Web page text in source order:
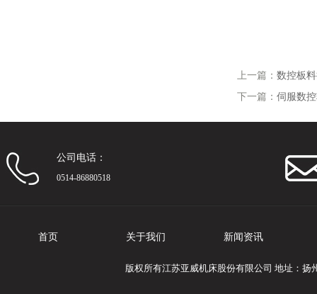
上一篇： 数控板
下一篇： 伺服数
公司电话：
0514-86880518
首页 关于我们 新闻资讯
版权所有江苏亚威机床股份有限公司 地址：